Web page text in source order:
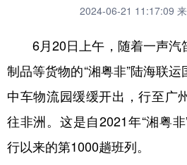
财经
台湾 思客智库
科技 科创
文化 书画
访谈
2024-06-21 11:17:09
6月20日上午，随着一声汽
制品等货物的“湘粤非”陆海联
中车物流园缓缓开出，行至广
往非洲。这是自2021年“湘粤
行以来的第1000趟班列。